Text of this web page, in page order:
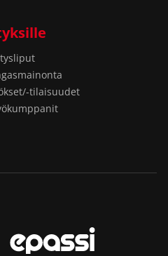
tilaisuudet